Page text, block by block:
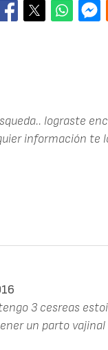
lograste
información te
3 cesreas
un parto vajinal